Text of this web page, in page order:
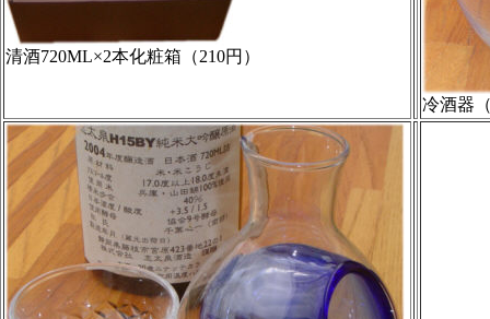
清酒720ML×2本化粧箱（210円）
冷酒器